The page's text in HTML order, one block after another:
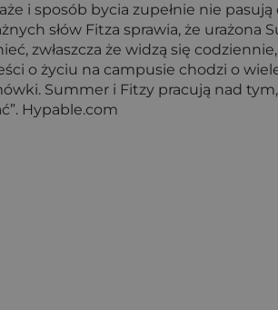
i sposób bycia zupełnie nie
słów Fitza sprawia, że urażona
zwłaszcza że widzą się
o życiu na campusie chodzi o
Summer i Fitzy pracują nad
Hypable.com